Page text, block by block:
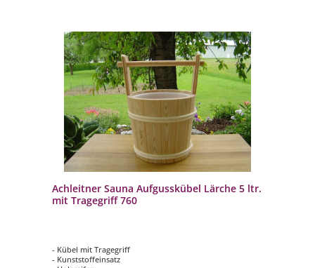
Achleitner Sauna Aufgusskübel Lärche 5 ltr.
mit Tragegriff 760
- Kübel mit Tragegriff
- Kunststoffeinsatz